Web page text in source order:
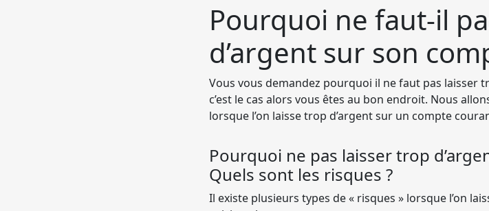
Pourquoi ne faut-il
d’argent sur son
Vous vous demandez pourquoi il ne faut pas laisser
c’est le cas alors vous êtes au bon endroit. Nous
lorsque l’on laisse trop d’argent sur un compte
Pourquoi ne pas laisser trop
Quels sont les risques ?
Il existe plusieurs types de « risques » lorsque l’on